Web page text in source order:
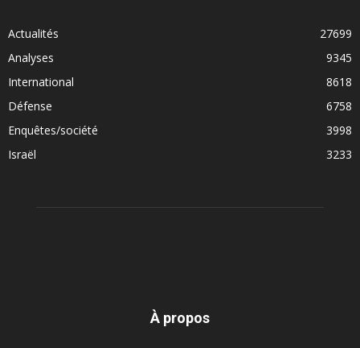
Actualités
27699
Analyses
9345
International
8618
Défense
6758
Enquêtes/société
3998
Israël
3233
À propos